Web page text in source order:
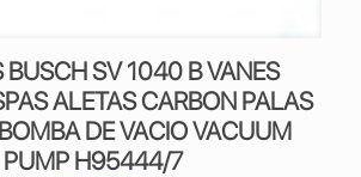
BUSCH SV 1040 B VANES
ALETAS CARBON PALAS
DE VACIO VACUUM
PUMP H95444/7